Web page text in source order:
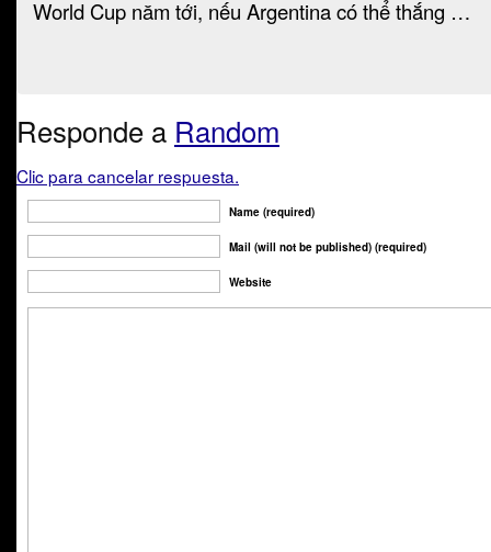
World Cup năm tới, nếu Argentina có thể thắng …
Responde a Random
Clic para cancelar respuesta.
Name (required)
Mail (will not be published) (required)
Website